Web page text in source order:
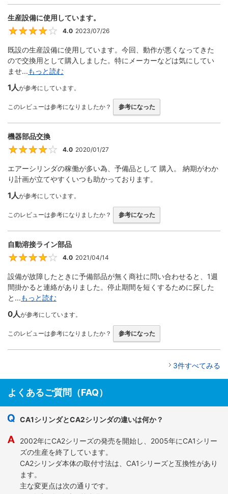
生産設備に使用しています。
4
4.0 2023/07/26
既設の生産設備に使用しています。今回、動作が悪くなってきた
ので交換用として購入しました。特にメーカーなどは気にしてい
ませ...もっと読む
1人が参考にしています。
このレビューは参考になりましたか？ 参考になった
機器部品交換
4
4.0 2020/01/27
エアーシリンダの稼働が多い為、予備品として 購入。 納期がわか
り計画が立てやすくいつも助かっております。
1人が参考にしています。
このレビューは参考になりましたか？ 参考になった
自動溶接ライン部品
4
4.0 2021/04/14
設備が故障したときに予備部品が無く商社に問い合わせると、1週
間掛かると連絡がありました。停止期間を短くするために探した
と...もっと読む
0人が参考にしています。
このレビューは参考になりましたか？ 参考になった
3件すべてみる
よくあるご質問（FAQ）
CA1シリンダとCA2シリンダの違いは何か？
2002年にCA2シリーズの発売を開始し、2005年にCA1シリー
ズの生産を終了しています。
CA2シリンダ本体の取付寸法は、CA1シリーズと互換性があり
ます。
主な変更点は次の通りです。